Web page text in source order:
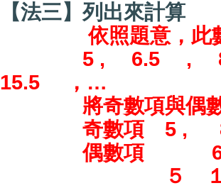
【法三】列出來計算
依照題意，此數
5 , 6.5 , 8 ,
15.5 ，…
將奇數項與偶數項
奇數項 5 , 8
偶數項 6.5
５ １.5